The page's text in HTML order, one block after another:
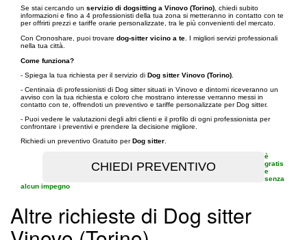
Se stai cercando un servizio di dogsitting a Vinovo (Torino) , chiedi subito
informazioni e fino a 4 professionisti della tua zona si metteranno in contatto con te
per offrirti prezzi e tariffe orarie personalizzate, tra le più convenienti del mercato.
Con Cronoshare, puoi trovare dog-sitter vicino a te . I migliori servizi professionali
nella tua città.
Come funziona?
- Spiega la tua richiesta per il servizio di Dog sitter Vinovo (Torino)
- Centinaia di professionisti di Dog sitter situati in Vinovo e dintorni riceveranno un
avviso con la tua richiesta e coloro che mostrano interesse verranno messi in
contatto con te, offrendoti un preventivo e tariffe personalizzate per Dog sitter.
- Puoi vedere le valutazioni degli altri clienti e il profilo di ogni professionista per
confrontare i preventivi e prendere la decisione migliore.
Richiedi un preventivo Gratuito perDog sitter
è
gratis
e
senza
alcun impegno
Altre richieste di Dog sitter